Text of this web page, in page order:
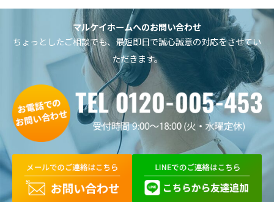
マルケイホームへのお問い合わせ
ちょっとしたご相談でも、最短即日で誠心誠意の対応をさせてい
ただきます。